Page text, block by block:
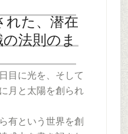
れた、潜在
法則のま
目に光を、そして
月と太陽を創られ
有という世界を創